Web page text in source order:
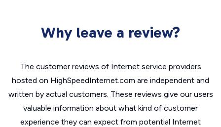
Why leave a review?
The customer reviews of Internet service providers
hosted on HighSpeedInternet.com are independent and
written by actual customers. These reviews give our users
valuable information about what kind of customer
experience they can expect from potential Internet